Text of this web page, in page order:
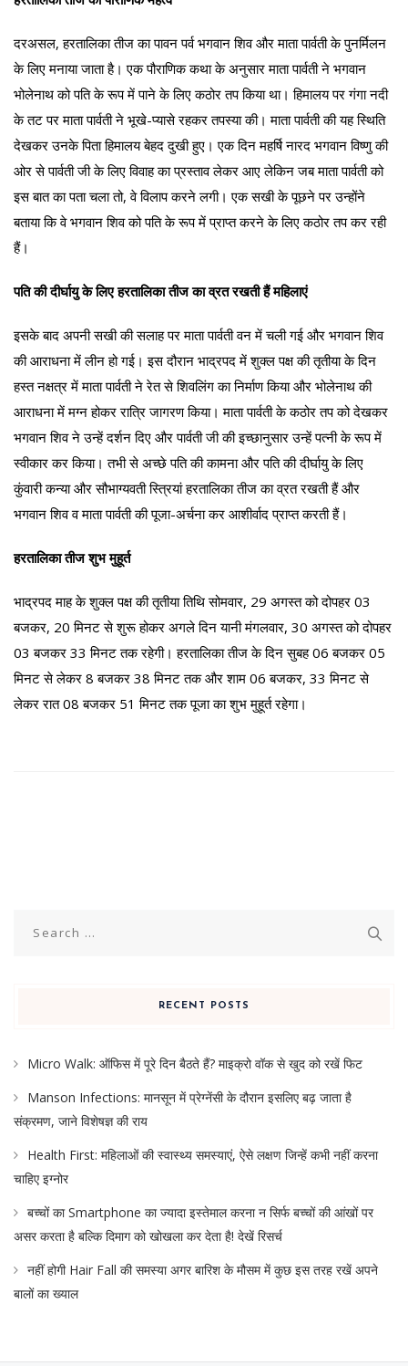
दरअसल, हरतालिका तीज का पावन पर्व भगवान शिव और माता पार्वती के पुनर्मिलन
के लिए मनाया जाता है। एक पौराणिक कथा के अनुसार माता पार्वती ने भगवान
भोलेनाथ को पति के रूप में पाने के लिए कठोर तप किया था। हिमालय पर गंगा नदी
के तट पर माता पार्वती ने भूखे-प्यासे रहकर तपस्या की। माता पार्वती की यह स्थिति
देखकर उनके पिता हिमालय बेहद दुखी हुए। एक दिन महर्षि नारद भगवान विष्णु की
ओर से पार्वती जी के लिए विवाह का प्रस्ताव लेकर आए लेकिन जब माता पार्वती को
इस बात का पता चला तो, वे विलाप करने लगी। एक सखी के पूछने पर उन्होंने
बताया कि वे भगवान शिव को पति के रूप में प्राप्त करने के लिए कठोर तप कर रही
हैं।
पति की दीर्घायु के लिए हरतालिका तीज का व्रत रखती हैं महिलाएं
इसके बाद अपनी सखी की सलाह पर माता पार्वती वन में चली गई और भगवान शिव
की आराधना में लीन हो गई। इस दौरान भाद्रपद में शुक्ल पक्ष की तृतीया के दिन
हस्त नक्षत्र में माता पार्वती ने रेत से शिवलिंग का निर्माण किया और भोलेनाथ की
आराधना में मग्न होकर रात्रि जागरण किया। माता पार्वती के कठोर तप को देखकर
भगवान शिव ने उन्हें दर्शन दिए और पार्वती जी की इच्छानुसार उन्हें पत्नी के रूप में
स्वीकार कर किया। तभी से अच्छे पति की कामना और पति की दीर्घायु के लिए
कुंवारी कन्या और सौभाग्यवती स्त्रियां हरतालिका तीज का व्रत रखती हैं और
भगवान शिव व माता पार्वती की पूजा-अर्चना कर आशीर्वाद प्राप्त करती हैं।
हरतालिका तीज शुभ मुहूर्त
भाद्रपद माह के शुक्ल पक्ष की तृतीया तिथि सोमवार, 29 अगस्त को दोपहर 03
बजकर, 20 मिनट से शुरू होकर अगले दिन यानी मंगलवार, 30 अगस्त को दोपहर
03 बजकर 33 मिनट तक रहेगी। हरतालिका तीज के दिन सुबह 06 बजकर 05
मिनट से लेकर 8 बजकर 38 मिनट तक और शाम 06 बजकर, 33 मिनट से
लेकर रात 08 बजकर 51 मिनट तक पूजा का शुभ मुहूर्त रहेगा।
RECENT POSTS
Micro Walk: ऑफिस में पूरे दिन बैठते हैं? माइक्रो वॉक से खुद को रखें फिट
Manson Infections: मानसून में प्रेग्नेंसी के दौरान इसलिए बढ़ जाता है
संक्रमण, जाने विशेषज्ञ की राय
Health First: महिलाओं की स्वास्थ्य समस्याएं, ऐसे लक्षण जिन्हें कभी नहीं करना
चाहिए इग्नोर
बच्चों का Smartphone का ज्यादा इस्तेमाल करना न सिर्फ बच्चों की आंखों पर
असर करता है बल्कि दिमाग को खोखला कर देता है! देखें रिसर्च
नहीं होगी Hair Fall की समस्या अगर बारिश के मौसम में कुछ इस तरह रखें अपने
बालों का ख्याल